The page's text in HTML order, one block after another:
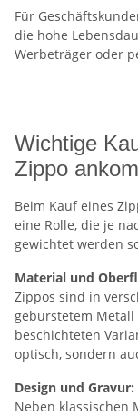
Für
die hohe
Werbeträger oder
Wichtige
Zippo
Beim Kauf eines
eine Rolle, die je
gewichtet werden
Material und
Zippos sind in
gebürstetem
beschichteten
optisch, sondern
Design und Gravur:
Neben klassischen